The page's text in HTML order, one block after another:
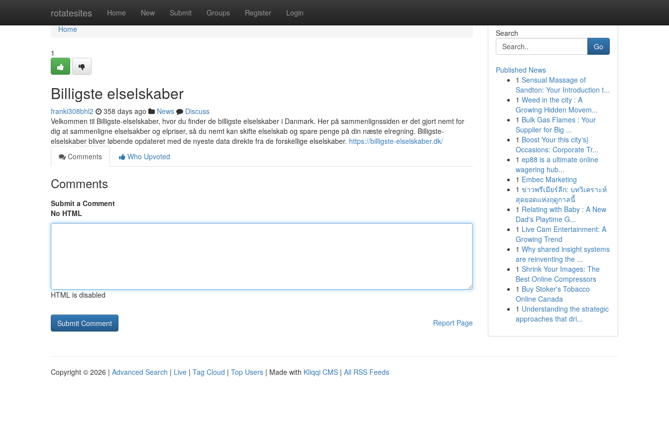
rotatesites Home New Submit Groups Register Login
Home
Home
1
Billigste elselskaber
franki308bhl2 358 days ago News
Discuss
Velkommen til Billigste-elselskaber, hvor du finder de billigste elselskaber i Danmark. Her på sammenlignssiden er det gjort nemt for
dig at sammenligne elselsakber og elpriser, så du nemt kan skifte elselskab og spare penge på din næste elregning. Billigste-
elselskaber bliver løbende opdateret med de nyeste data direkte fra de forskellige elselskaber. https://billigste-elselskaber.dk/
Comments
Who Upvoted
Comments
Submit a Comment
No HTML
HTML is disabled
Report Page
Search
Go
Published News
1 Sensual Massage of
Sandton: Your Introduction t...
1 Weed in the city : A
Growing Hidden Movem...
1 Bulk Gas Flames : Your
Supplier for Big ...
1 Boost Your this city's}
Occasions: Corporate Tr...
1 ep88 is a ultimate online
wagering hub...
1 Embec Marketing
1 ข่าวพรีเมียร์ลีก: บทวิเคราะห์
สุดยอดแห่งฤดูกาลนี้
1 Relating with Baby : A New
Dad's Playtime G...
1 Live Cam Entertainment: A
Growing Trend
1 Why shared insight systems
are reinventing the ...
1 Shrink Your Images: The
Best Online Compressors
1 Buy Stoker's Tobacco
Online Canada
1 Understanding the strategic
approaches that dri...
Copyright © 2026 | Advanced Search | Live | Tag Cloud | Top Users | Made with Kliqqi CMS | All RSS Feeds